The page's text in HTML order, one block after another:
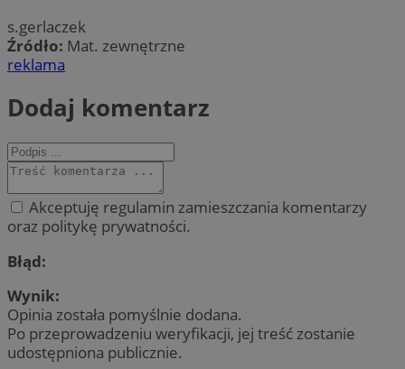
s.gerlaczek
Źródło: Mat. zewnętrzne
reklama
Dodaj komentarz
Akceptuję regulamin zamieszczania komentarzy
oraz politykę prywatności.
Błąd:
Wynik:
Opinia została pomyślnie dodana.
Po przeprowadzeniu weryfikacji, jej treść zostanie
udostępniona publicznie.